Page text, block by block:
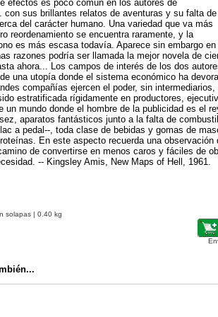
efectos es poco común en los autores de
con sus brillantes relatos de aventuras y su falta de
del carácter humano. Una variedad que va más
reordenamiento se encuentra raramente, y la
es más escasa todavía. Aparece sin embargo
razones podría ser llamada la mejor novela de
ahora... Los campos de interés de los dos
una utopía donde el sistema económico ha
compañías ejercen el poder, sin
estratificada rígidamente en productores,
un mundo donde el hombre de la publicidad es el
aparatos fantásticos junto a la falta de
a pedal--, toda clase de bebidas y gomas de
En este aspecto recuerda una observación
de convertirse en menos caros y fáciles de
-- Kingsley Amis, New Maps of Hell, 1961.
solapas | 0.40 kg